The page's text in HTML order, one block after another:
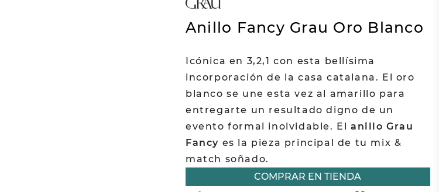
Anillo Fancy Grau Oro Blanco
Icónica en 3,2,1 con esta bellísima
incorporación de la casa catalana. El oro
blanco se une esta vez al amarillo para
entregarte un resultado digno de un
evento formal inolvidable. El anillo Grau
Fancy es la pieza principal de tu mix &
match soñado.
COMPRAR EN TIENDA